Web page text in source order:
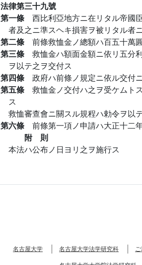
法律第三十九號
第一條 西比利亞地方ニ在リタル帝國
者及之ニ準スヘキ損害ヲ被リタル者
第二條 前條救恤金ノ總額ハ百五十萬
第三條 救恤金ハ額面金額ニ依リ五分
ヲ以テ之ヲ交付ス
第四條 政府ハ前條ノ規定ニ依ル交付
第五條 救恤金ノ交付ハ之ヲ受ケムト
ス
救恤審查會ニ關スル規程ハ勅令ヲ以
第六條 前條第一項ノ申請ハ大正十二
附 則
本法ハ公布ノ日ヨリ之ヲ施行ス
名古屋大学 名古屋大学法学研究科